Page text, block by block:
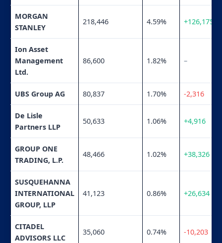
MORGAN
STANLEY
218,446 4.59% +126,175
Ion Asset
Management
Ltd.
86,600 1.82% –
UBS Group AG 80,837 1.70% -2,316
De Lisle
Partners LLP
50,633 1.06% +4,916
GROUP ONE
TRADING, L.P.
48,466 1.02% +38,326
SUSQUEHANNA
INTERNATIONAL
GROUP, LLP
41,123 0.86% +26,634
CITADEL
ADVISORS LLC
35,060 0.74% -10,203